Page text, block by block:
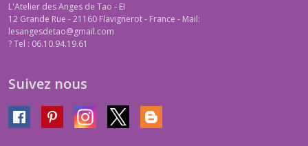
L'Atelier des Anges de Tao - EI
12 Grande Rue - 21160 Flavignerot - France - Mail:
lesangesdetao@gmail.com
?Tel : 06.10.94.19.61
Suivez nous